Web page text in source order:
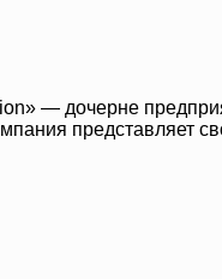
— дочерне
представляет